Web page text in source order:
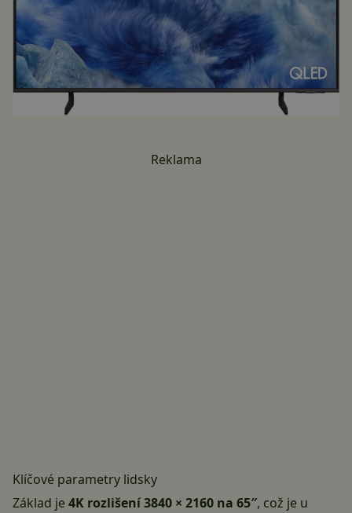
Reklama
Klíčové parametry lidsky
Základ je4K rozlišení 3840 × 2160 na 65″, což je u